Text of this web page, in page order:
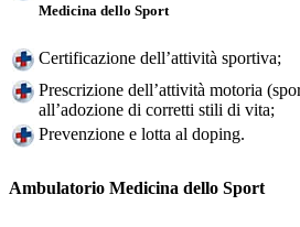
Medicina dello Sport
Certificazione dell’attività sportiva;
Prescrizione dell’attività motoria
all’adozione di corretti stili di vita;
Prevenzione e lotta al doping.
Ambulatorio Medicina dello Sport